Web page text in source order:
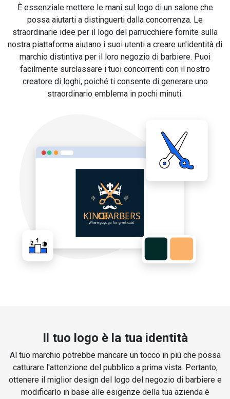
È essenziale mettere le mani sul logo di un salone che
possa aiutarti a distinguerti dalla concorrenza. Le
straordinarie idee per il logo del parrucchiere fornite sulla
nostra piattaforma aiutano i suoi utenti a creare un'identità di
marchio distintiva per il loro negozio di barbiere. Puoi
facilmente surclassare i tuoi concorrenti con il nostro
creatore di loghi, poiché ti consente di generare uno
straordinario emblema in pochi minuti.
Il tuo logo è la tua identità
Al tuo marchio potrebbe mancare un tocco in più che possa
catturare l'attenzione del pubblico a prima vista. Pertanto,
ottenere il miglior design del logo del negozio di barbiere e
modificarlo in base alle esigenze della tua azienda è